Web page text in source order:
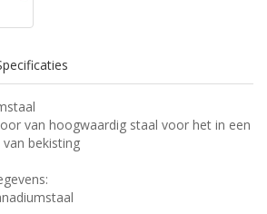
van hoogwaardig staal voor het in een
bekisting